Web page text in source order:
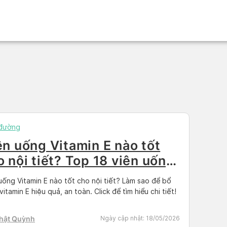
uống Vitamin E nào tốt
nội tiết? Top 18 viên uống
em tin dùng
Vitamin E nào tốt cho nội tiết? Làm sao để bổ
E hiệu quả, an toàn. Click để tìm hiểu chi tiết!
Quỳnh Ngày cập nhật: 18/05/2026